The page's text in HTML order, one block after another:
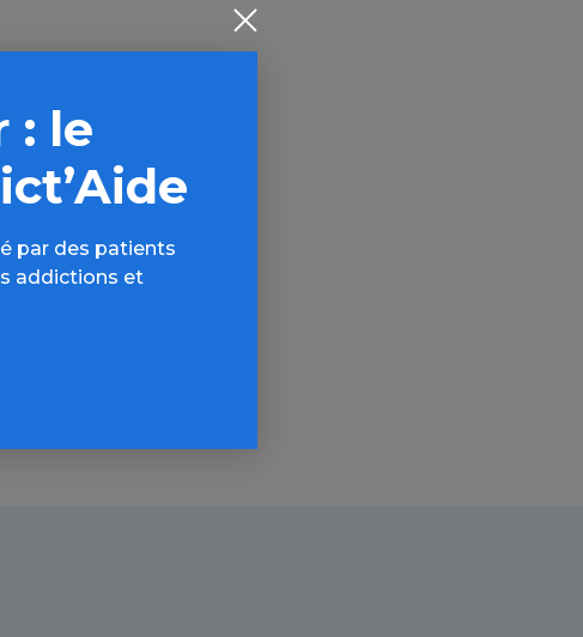
FAQ,
: le
par des patients
addictions et